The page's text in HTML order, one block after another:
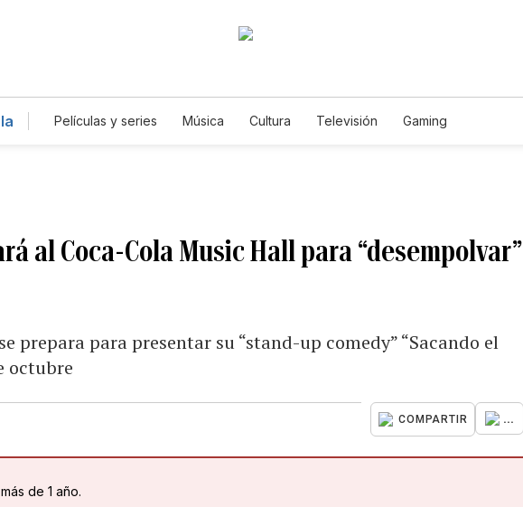
Películas y series Música Cultura Televisión Gaming
al Coca-Cola Music Hall para “desempolvar”
prepara para presentar su “stand-up comedy” “Sacando el
octubre
COMPARTIR ...
de 1 año.